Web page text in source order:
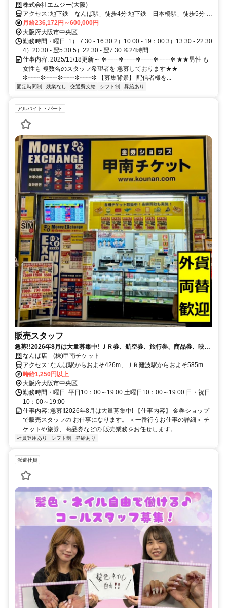
所での運営サポート！若手の女性が活 躍中！年間休日120日
株式会社エムジー(大阪)
アクセス: 地下鉄「なんば駅」徒歩4分 地下鉄「日本橋駅」徒歩5分 地
下鉄「心斎橋駅」徒歩8分 近鉄・阪神「大阪難波駅」徒歩6分 近鉄
「近鉄日本橋駅」徒歩6分
月給236,172円～600,000円
大阪府大阪市中央区
勤務時間・曜日: 1） 7:30 - 16:30 2）10:00 - 19：00 3）13:30 - 22:30
4）20:30 - 翌5:30 5）22:30 - 翌7:30 ※24時間...
仕事内容: 2025/11/18更新～ ✼┈┈✼┈┈✼┈┈✼┈┈✼ ★★男性 も
女性も 複数名のスタッフ希望者を 急募しております★★
✼┈┈✼┈┈✼┈┈✼┈┈✼ 【募集背景】 配信者様を...
固定時間制 残業なし 交通費支給 シフト制 昇給あり
アルバイト・パート
販売スタッフ
急募!!2026年8月は大量募集中! ＪＲ券、航空券、旅行券、商品券、映画
券 などの販売の求人です。 一から丁寧にお教えいたします。 関西圏と
東京に直営店舗を展開し、 「宝くじ売り場経験者も歓迎」 ｜駅からすぐ
でアクセス良好｜充実の福利厚生｜従業員の圧倒的な支持を頂戴してい
るのが当店！お客様はもちろん従業員にとっても『キレイ・安心・安
全』な環境が整っています。気になった点があれば、なんでもお気軽に
お問い合わせください!
なんば店 (株)甲南チケット
アクセス: なんば駅からおよそ426m、ＪＲ難波駅からおよそ585m、
近鉄日本橋駅からおよそ438m ■南海「難波」駅より徒歩5分（大阪市
中央区難波３丁目２番２２号）
時給1,250円以上
大阪府大阪市中央区
勤務時間・曜日: 平日10：00～19:00 土曜日10：00～19:00 日・祝日
10：00～19:00
仕事内容: 急募!!2026年8月は大量募集中! 【仕事内容】 金券ショップ
で販売スタッフの お仕事になります。 ＜一番行うお仕事の詳細＞ チ
ケットや旅券、商品券などの 販売業務をお任せします。 ...
社員登用あり シフト制 昇給あり
派遣社員